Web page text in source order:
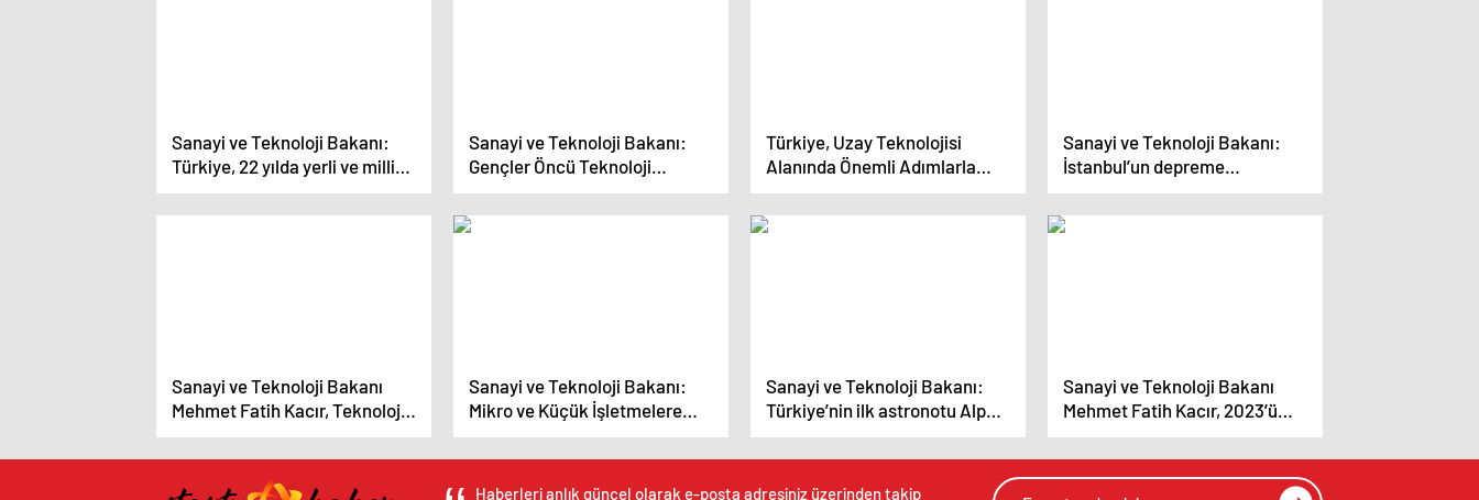
Sanayi ve Teknoloji Bakanı:
Türkiye, 22 yılda yerli ve milli
imkanlarla savunma
envanterini üretebilen bir ülke
Sanayi ve Teknoloji Bakanı:
Gençler Öncü Teknoloji
Firmalarıyla Buluşacak
Türkiye, Uzay Teknolojisi
Alanında Önemli Adımlarla
İlerliyor
Sanayi ve Teknoloji Bakanı:
İstanbul’un depreme
hazırlanması gerekiyor
Sanayi ve Teknoloji Bakanı
Mehmet Fatih Kacır, Teknoloji
Odaklı Sanayi Hamlesi
Programı kapsamında 56
yatırım projesini destekliyor
Sanayi ve Teknoloji Bakanı:
Mikro ve Küçük İşletmelere
Hızlı Destek Programı ile 56 bin
654 kadın istihdam edildi
Sanayi ve Teknoloji Bakanı:
Türkiye’nin ilk astronotu Alper
Gezeravcı, insanlı uzay
misyonu için yola çıkıyor
Sanayi ve Teknoloji Bakanı
Mehmet Fatih Kacır, 2023’ü
öğrencilerle uğurladı
Haberleri anlık güncel olarak e-posta adresiniz üzerinden takip